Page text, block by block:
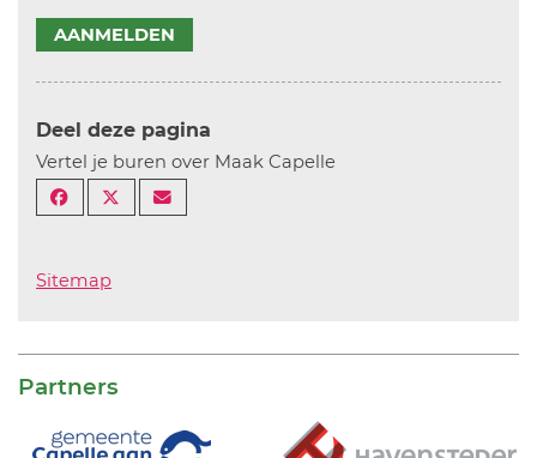
AANMELDEN
Deel deze pagina
Vertel je buren over Maak Capelle
Sitemap
Partners